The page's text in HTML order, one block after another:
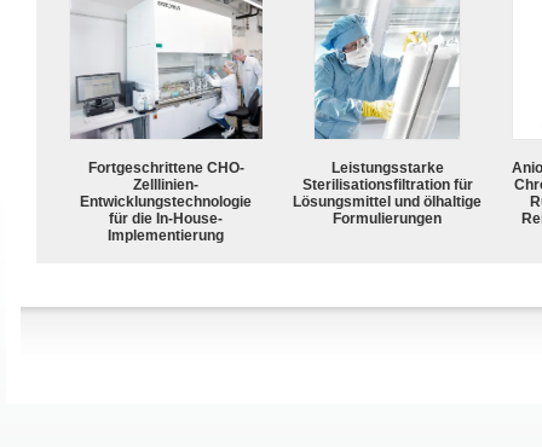
Fortgeschrittene CHO-
Zelllinien-
Entwicklungstechnologie
für die In-House-
Implementierung
Leistungsstarke
Sterilisationsfiltration für
Lösungsmittel und ölhaltige
Formulierungen